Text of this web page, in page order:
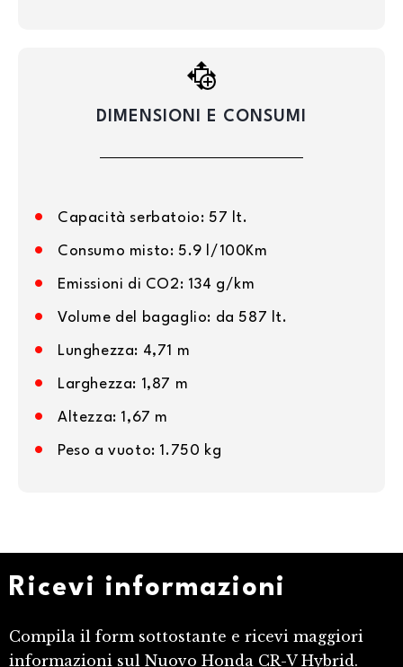
DIMENSIONI E CONSUMI
Capacità serbatoio: 57 lt.
Consumo misto: 5.9 l/100Km
Emissioni di CO2: 134 g/km
Volume del bagaglio: da 587 lt.
Lunghezza: 4,71 m
Larghezza: 1,87 m
Altezza: 1,67 m
Peso a vuoto: 1.750 kg
Ricevi informazioni
Compila il form sottostante e ricevi maggiori
informazioni sul Nuovo Honda CR-V Hybrid.